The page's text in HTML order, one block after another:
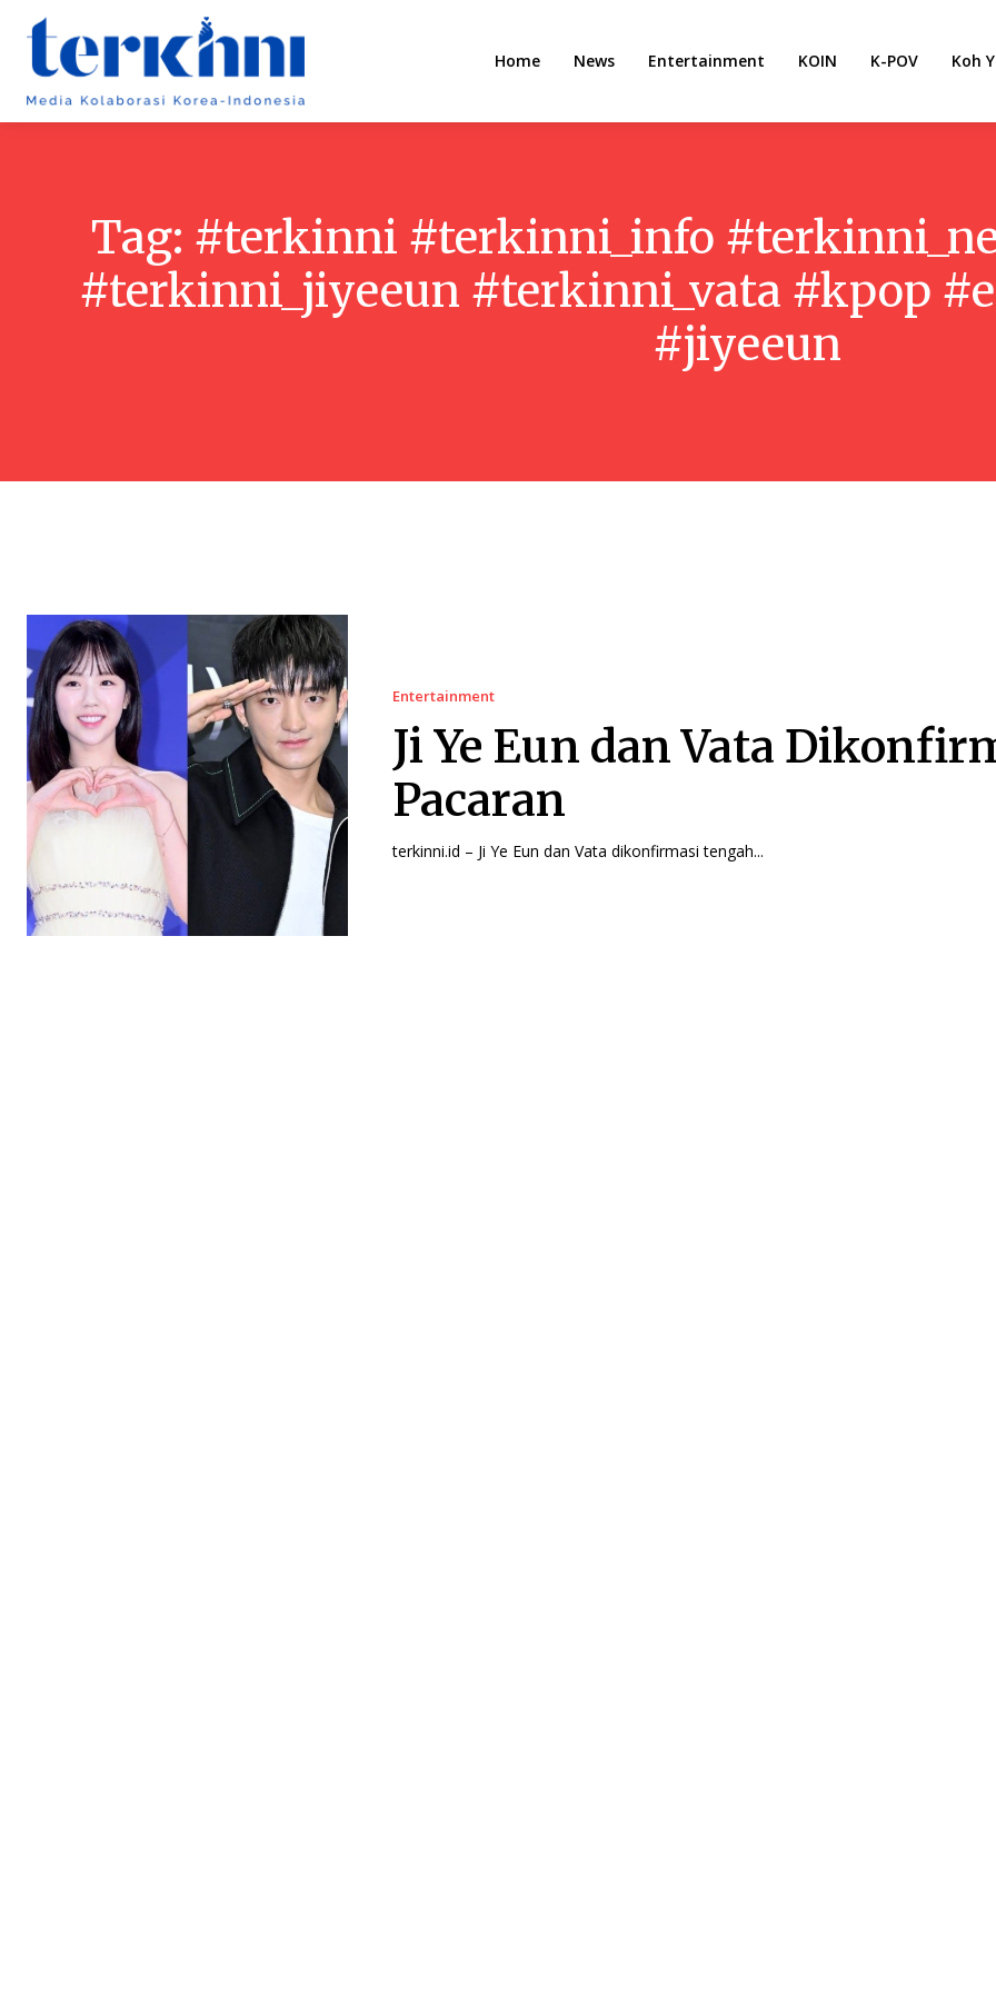
Home News Entertainment KOIN K-POV Koh
Tag: #terkinni #terkinni_info
#terkinni_jiyeeun #terkinni_vata #kpop
#jiyeeun
Entertainment
Ji Ye Eun dan Vata
Pacaran
terkinni.id – Ji Ye Eun dan Vata dikonfirmasi tengah...